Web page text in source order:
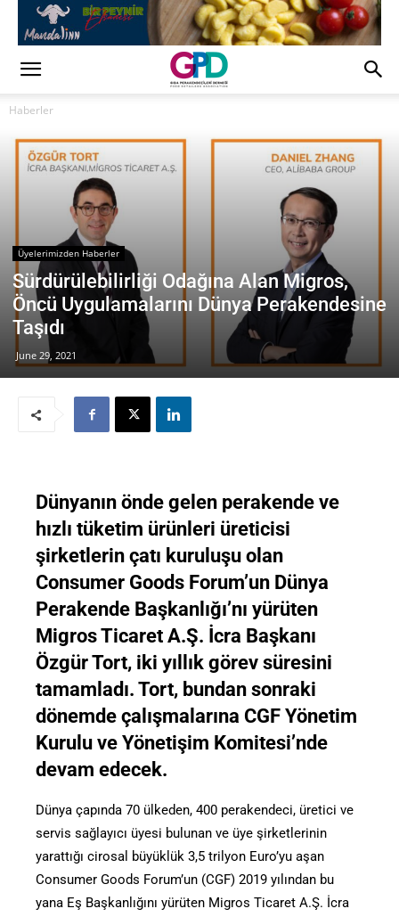
Haberler
Üyelerimizden Haberler
Sürdürülebilirliği Odağına Alan Migros,
Öncü Uygulamalarını Dünya Perakendesine
Taşıdı
June 29, 2021
Dünyanın önde gelen perakende ve
hızlı tüketim ürünleri üreticisi
şirketlerin çatı kuruluşu olan
Consumer Goods Forum’un Dünya
Perakende Başkanlığı’nı yürüten
Migros Ticaret A.Ş. İcra Başkanı
Özgür Tort, iki yıllık görev süresini
tamamladı. Tort, bundan sonraki
dönemde çalışmalarına CGF Yönetim
Kurulu ve Yönetişim Komitesi’nde
devam edecek.
Dünya çapında 70 ülkeden, 400 perakendeci, üretici ve
servis sağlayıcı üyesi bulunan ve üye şirketlerinin
yarattığı cirosal büyüklük 3,5 trilyon Euro’yu aşan
Consumer Goods Forum’un (CGF) 2019 yılından bu
yana Eş Başkanlığını yürüten Migros Ticaret A.Ş. İcra